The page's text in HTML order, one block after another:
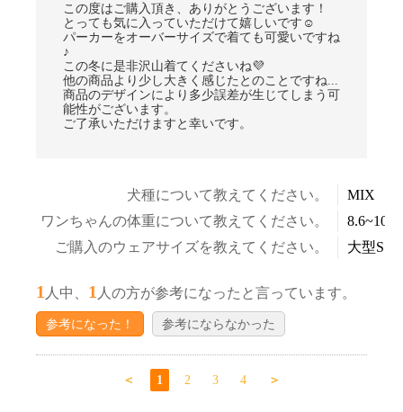
この度はご購入頂き、ありがとうございます！
とっても気に入っていただけて嬉しいです☺
パーカーをオーバーサイズで着ても可愛いですね
♪
この冬に是非沢山着てくださいね💜
他の商品より少し大きく感じたとのことですね...
商品のデザインにより多少誤差が生じてしまう可
能性がございます。
ご了承いただけますと幸いです。
犬種について教えてください。
MIX
ワンちゃんの体重について教えてください。
ご購入のウェアサイズを教えてください。
大型S～
1 人中、 1 人の方が参考になったと言っています。
参考になった！ 参考にならなかった
＜ 1 2 3 4 ＞